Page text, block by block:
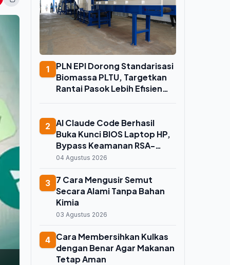
1
PLN EPI Dorong Standarisasi
Biomassa PLTU, Targetkan
Rantai Pasok Lebih Efisien
2
AI Claude Code Berhasil
Buka Kunci BIOS Laptop HP,
Bypass Keamanan RSA-
2048 dan Aktifkan 55
04 Agustus 2026
3 7 Cara Mengusir Semut
Secara Alami Tanpa Bahan
Kimia
03 Agustus 2026
4 Cara Membersihkan Kulkas
dengan Benar Agar Makanan
Tetap Aman